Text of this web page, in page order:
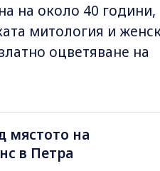
на около 40 години,
митология и
оцветяване на
мястото на
в Петра